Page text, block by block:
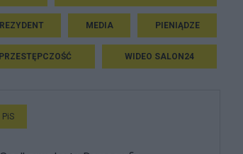
MEDIA PIENIĄDZE
PRZESTĘPCZOŚĆ WIDEO SALON24
PiS